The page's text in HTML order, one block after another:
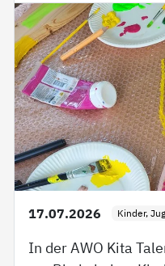
17.07.2026 Kinder,
In der AWO Kita